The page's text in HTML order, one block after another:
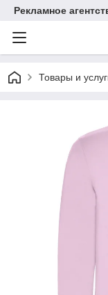
Рекламное
Товары и